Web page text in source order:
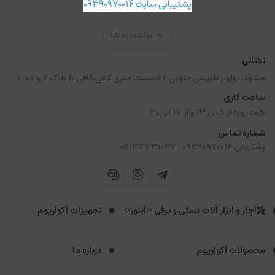
برگشت به بالا
نشانی
مشهد،بولوار طبرسی جنوبی 62،بیست متری کافی،کافی 10 پلاک 4 واحد 2
ساعت کاری
همه روزه از 9 الی 13 و از 17 الی 21
شماره تماس
پشتیبانی 09390970014
05132731032
آچار و ابزار آلات دستی و برقی <<آینور>> تجهیزات آکواریوم
محصولات آکواریوم درباره ما
پشتیبانی سایت 09390970014